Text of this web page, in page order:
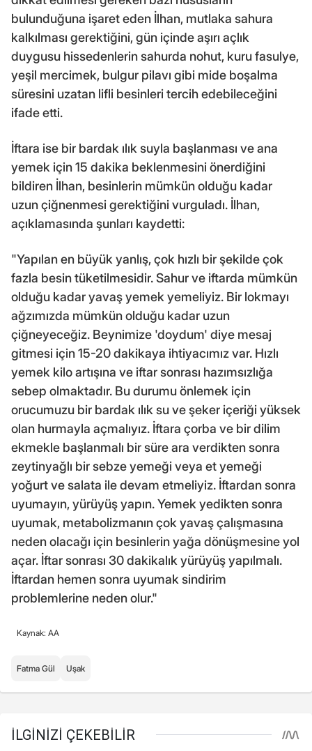
bulunduğuna işaret eden İlhan, mutlaka sahura
kalkılması gerektiğini, gün içinde aşırı açlık
duygusu hissedenlerin sahurda nohut, kuru fasulye,
yeşil mercimek, bulgur pilavı gibi mide boşalma
süresini uzatan lifli besinleri tercih edebileceğini
ifade etti.
İftara ise bir bardak ılık suyla başlanması ve ana
yemek için 15 dakika beklenmesini önerdiğini
bildiren İlhan, besinlerin mümkün olduğu kadar
uzun çiğnenmesi gerektiğini vurguladı. İlhan,
açıklamasında şunları kaydetti:
"Yapılan en büyük yanlış, çok hızlı bir şekilde çok
fazla besin tüketilmesidir. Sahur ve iftarda mümkün
olduğu kadar yavaş yemek yemeliyiz. Bir lokmayı
ağzımızda mümkün olduğu kadar uzun
çiğneyeceğiz. Beynimize 'doydum' diye mesaj
gitmesi için 15-20 dakikaya ihtiyacımız var. Hızlı
yemek kilo artışına ve iftar sonrası hazımsızlığa
sebep olmaktadır. Bu durumu önlemek için
orucumuzu bir bardak ılık su ve şeker içeriği yüksek
olan hurmayla açmalıyız. İftara çorba ve bir dilim
ekmekle başlanmalı bir süre ara verdikten sonra
zeytinyağlı bir sebze yemeği veya et yemeği
yoğurt ve salata ile devam etmeliyiz. İftardan sonra
uyumayın, yürüyüş yapın. Yemek yedikten sonra
uyumak, metabolizmanın çok yavaş çalışmasına
neden olacağı için besinlerin yağa dönüşmesine yol
açar. İftar sonrası 30 dakikalık yürüyüş yapılmalı.
İftardan hemen sonra uyumak sindirim
problemlerine neden olur."
Kaynak: AA
Fatma Gül Uşak